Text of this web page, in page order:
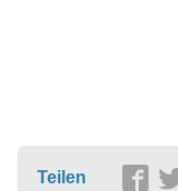
Teilen